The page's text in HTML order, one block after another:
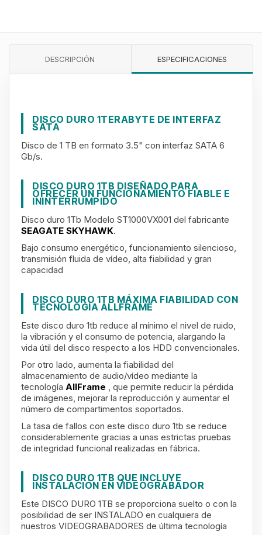
DESCRIPCIÓN ESPECIFICACIONES
DISCO DURO 1TERABYTE DE INTERFAZ
SATA
Disco de 1 TB en formato 3.5" con interfaz SATA 6
Gb/s.
DISCO DURO 1TB DISEÑADO PARA
OFRECER UN FUNCIONAMIENTO FIABLE E
ININTERRUMPIDO
Disco duro 1Tb Modelo ST1000VX001 del fabricante
SEAGATE SKYHAWK.
Bajo consumo energético, funcionamiento silencioso,
transmisión fluida de vídeo, alta fiabilidad y gran
capacidad
DISCO DURO 1TB MÁXIMA FIABILIDAD CON
TECNOLOGÍA ALLFRAME
Este disco duro 1tb reduce al mínimo el nivel de ruido,
la vibración y el consumo de potencia, alargando la
vida útil del disco respecto a los HDD convencionales.
Por otro lado, aumenta la fiabilidad del
almacenamiento de audio/vídeo mediante la
tecnología AllFrame , que permite reducir la pérdida
de imágenes, mejorar la reproducción y aumentar el
número de compartimentos soportados.
La tasa de fallos con este disco duro 1tb se reduce
considerablemente gracias a unas estrictas pruebas
de integridad funcional realizadas en fábrica.
DISCO DURO 1TB QUE INCLUYE
INSTALACIÓN EN VIDEOGRABADOR
Este DISCO DURO 1TB se proporciona suelto o con la
posibilidad de ser INSTALADO en cualquiera de
nuestros VIDEOGRABADORES de última tecnología